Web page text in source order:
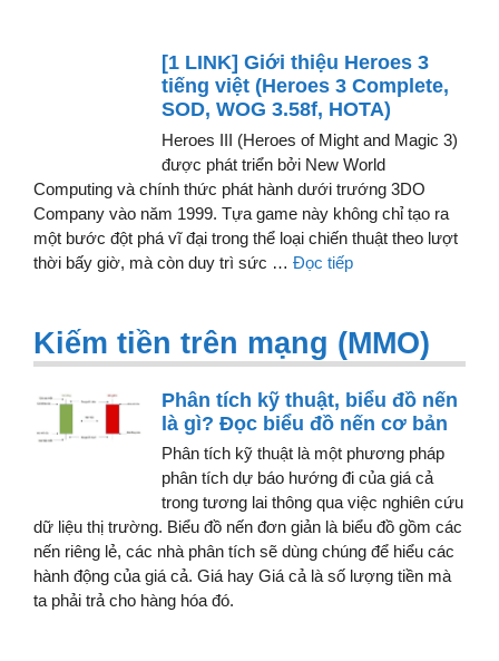
[1 LINK] Giới thiệu Heroes 3
tiếng việt (Heroes 3 Complete,
SOD, WOG 3.58f, HOTA)
Heroes III (Heroes of Might and Magic 3)
được phát triển bởi New World
Computing và chính thức phát hành dưới trướng 3DO
Company vào năm 1999. Tựa game này không chỉ tạo ra
một bước đột phá vĩ đại trong thể loại chiến thuật theo lượt
thời bấy giờ, mà còn duy trì sức … Đọc tiếp
Kiếm tiền trên mạng (MMO)
Phân tích kỹ thuật, biểu đồ nến
là gì? Đọc biểu đồ nến cơ bản
Phân tích kỹ thuật là một phương pháp
phân tích dự báo hướng đi của giá cả
trong tương lai thông qua việc nghiên cứu
dữ liệu thị trường. Biểu đồ nến đơn giản là biểu đồ gồm các
nến riêng lẻ, các nhà phân tích sẽ dùng chúng để hiểu các
hành động của giá cả. Giá hay Giá cả là số lượng tiền mà
ta phải trả cho hàng hóa đó.